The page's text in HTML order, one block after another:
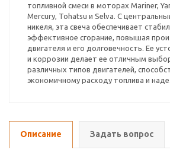
топливной смеси в моторах Mariner,
Mercury, Tohatsu и Selva. С
никеля, эта свеча обеспечивает
эффективное сгорание, повышая
двигателя и его долговечность. Ее
и коррозии делает ее отличным
различных типов двигателей,
экономичному расходу топлива и
Описание Задать вопрос